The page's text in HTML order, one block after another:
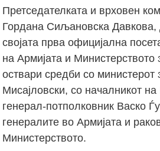
Претседателката и врховен
Гордана Сиљановска Давкова,
својата прва официјална
на Армијата и
оствари средби со
Мисајловски, со началникот
генерал-потполковник Васко
генералите во Армијата и
Министерството.